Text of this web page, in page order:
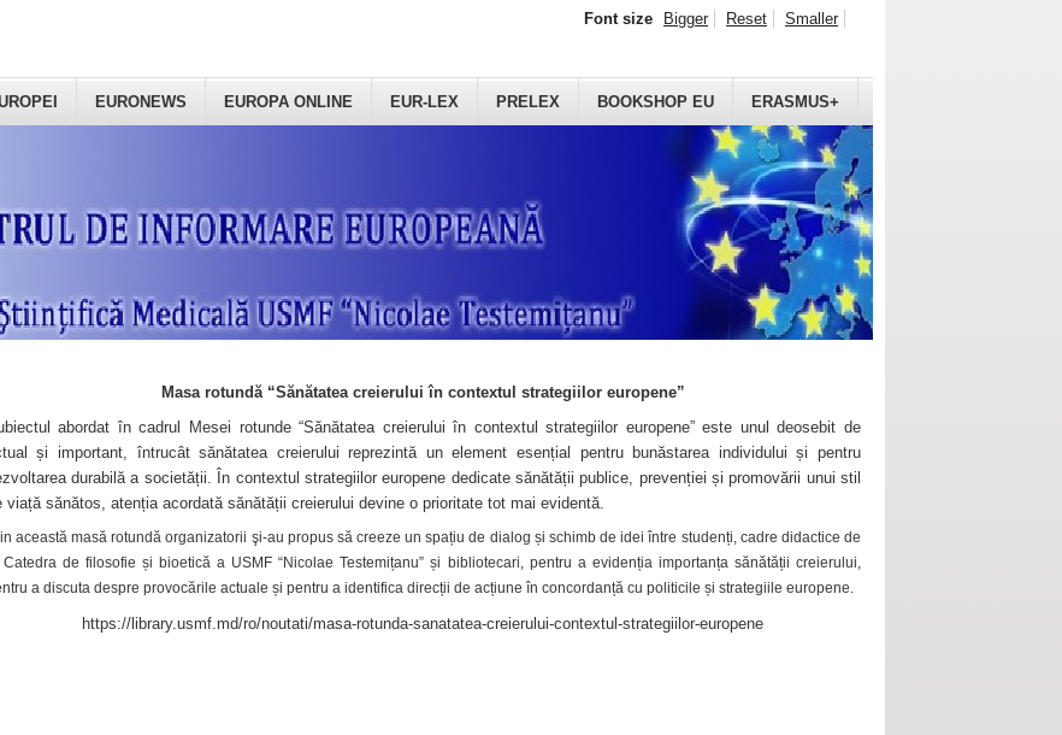
EURONEWS EUROPA ONLINE EUR-LEX PRELEX BOOKSHOP EU ERASMUS+
Font size Bigger Reset Smaller
Masa rotundă “Sănătatea creierului în contextul strategiilor europene”
abordat în cadrul Mesei rotunde “Sănătatea creierului în contextul strategiilor europene” este unul deosebit de
și important, întrucât sănătatea creierului reprezintă un element esențial pentru bunăstarea individului și pentru
durabilă a societății. În contextul strategiilor europene dedicate sănătății publice, prevenției și promovării unui stil
viață sănătos, atenția acordată sănătății creierului devine o prioritate tot mai evidentă.
această masă rotundă organizatorii şi-au propus să creeze un spațiu de dialog și schimb de idei între studenți, cadre didactice de
Catedra de filosofie și bioetică a USMF “Nicolae Testemițanu” și bibliotecari, pentru a evidenția importanța sănătății creierului,
a discuta despre provocările actuale și pentru a identifica direcții de acțiune în concordanță cu politicile și strategiile europene.
https://library.usmf.md/ro/noutati/masa-rotunda-sanatatea-creierului-contextul-strategiilor-europene